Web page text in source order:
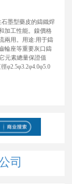
墨型藥皮的鑄鐵焊
加工性能。鎳價格
兩用。 用途:用于鑄
輪座等重要灰口鑄
元素總量保證值
φ2.5φ3.2φ4.0φ5.0
司